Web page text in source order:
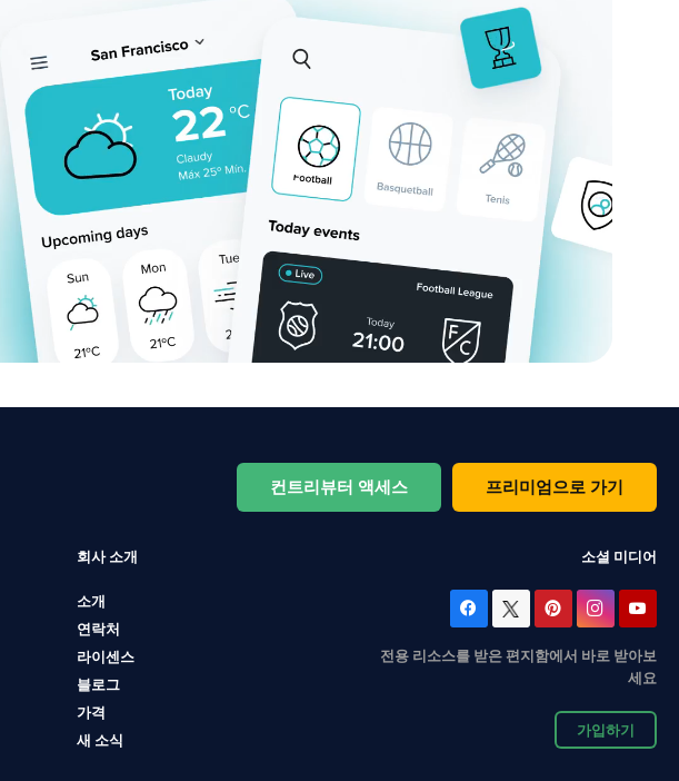
컨트리뷰터 액세스 프리미엄으로 가기
회사 소개
소개
연락처
라이센스
블로그
가격
새 소식
소셜 미디어
전용 리소스를 받은 편지함에서 바로 받아보
세요
가입하기